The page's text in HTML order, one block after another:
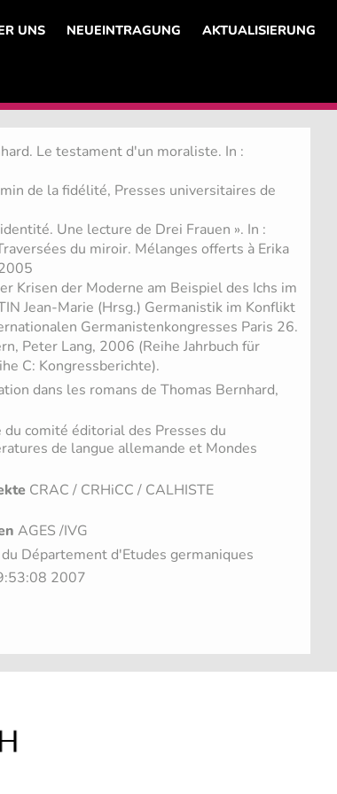
UNS NEUEINTRAGUNG AKTUALISIERUNG
Le testament d'un moraliste. In :
de la fidélité, Presses universitaires de
Une lecture de Drei Frauen ». In :
du miroir. Mélanges offerts à Erika
Krisen der Moderne am Beispiel des Ichs im
Jean-Marie (Hrsg.) Germanistik im Konflikt
Germanistenkongresses Paris 26.
Peter Lang, 2006 (Reihe Jahrbuch für
C: Kongressberichte).
dans les romans de Thomas Bernhard,
du comité éditorial des Presses du
de langue allemande et Mondes
CRAC / CRHiCC / CALHISTE
AGES /IVG
Département d'Etudes germaniques
2007